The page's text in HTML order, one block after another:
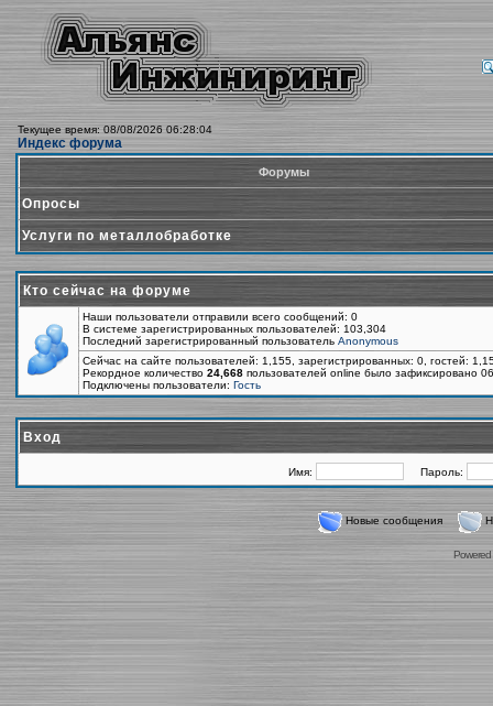
Текущее время: 08/08/2026 06:28:04
Индекс форума
Форумы
Опросы
Услуги по металлобработке
Кто сейчас на форуме
Наши пользователи отправили всего сообщений: 0
В системе зарегистрированных пользователей: 103,304
Последний зарегистрированный пользователь Anonymous
Сейчас на сайте пользователей: 1,155, зарегистрированных: 0, гостей:
Рекордное количество 24,668 пользователей online было зафиксировано
Подключены пользователи: Гость
Вход
Имя: Пароль:
Новые сообщения